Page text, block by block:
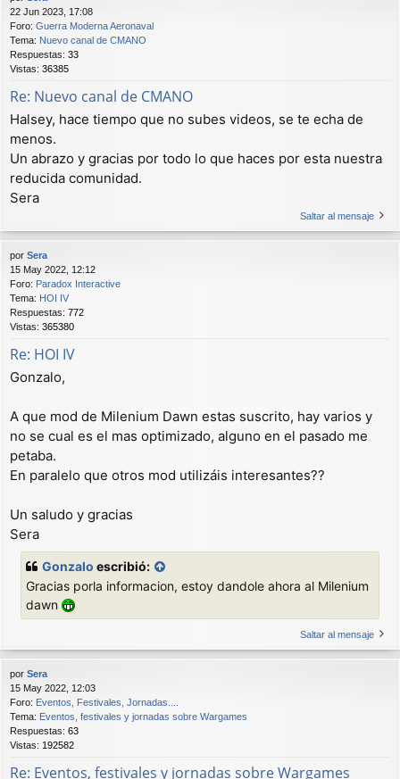
22 Jun 2023, 17:08
Foro: Guerra Moderna Aeronaval
Tema: Nuevo canal de CMANO
Respuestas: 33
Vistas: 36385
Re: Nuevo canal de CMANO
Halsey, hace tiempo que no subes videos, se te echa de
menos.
Un abrazo y gracias por todo lo que haces por esta nuestra
reducida comunidad.
Sera
Saltar al mensaje
por Sera
15 May 2022, 12:12
Foro: Paradox Interactive
Tema: HOI IV
Respuestas: 772
Vistas: 365380
Re: HOI IV
Gonzalo,
A que mod de Milenium Dawn estas suscrito, hay varios y
no se cual es el mas optimizado, alguno en el pasado me
petaba.
En paralelo que otros mod utilizáis interesantes??
Un saludo y gracias
Sera
Gonzalo escribió:
Gracias porla informacion, estoy dandole ahora al Milenium
dawn
Saltar al mensaje
por Sera
15 May 2022, 12:03
Foro: Eventos, Festivales, Jornadas....
Tema: Eventos, festivales y jornadas sobre Wargames
Respuestas: 63
Vistas: 192582
Re: Eventos, festivales y jornadas sobre Wargames